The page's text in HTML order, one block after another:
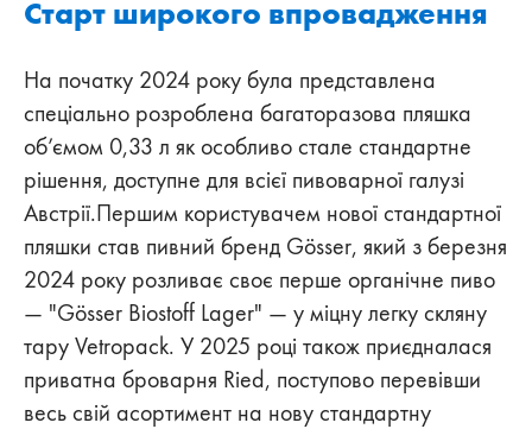
Старт широкого впровадження
На початку 2024 року була представлена
спеціально розроблена багаторазова пляшка
об’ємом 0,33 л як особливо стале стандартне
рішення, доступне для всієї пивоварної галузі
Австрії.Першим користувачем нової стандартної
пляшки став пивний бренд Gösser, який з березня
2024 року розливає своє перше органічне пиво
— "Gösser Biostoff Lager" — у міцну легку скляну
тару Vetropack. У 2025 році також приєдналася
приватна броварня Ried, поступово перевівши
весь свій асортимент на нову стандартну